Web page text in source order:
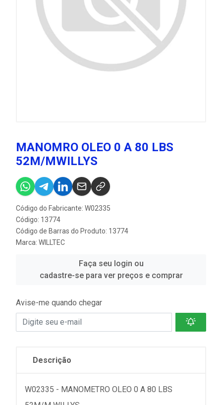
MANOMRO OLEO 0 A 80 LBS
52M/MWILLYS
Código do Fabricante: W02335
Código: 13774
Código de Barras do Produto: 13774
Marca: WILLTEC
Faça seu login ou
cadastre-se para ver preços e comprar
Avise-me quando chegar
Descrição
W02335 - MANOMETRO OLEO 0 A 80 LBS